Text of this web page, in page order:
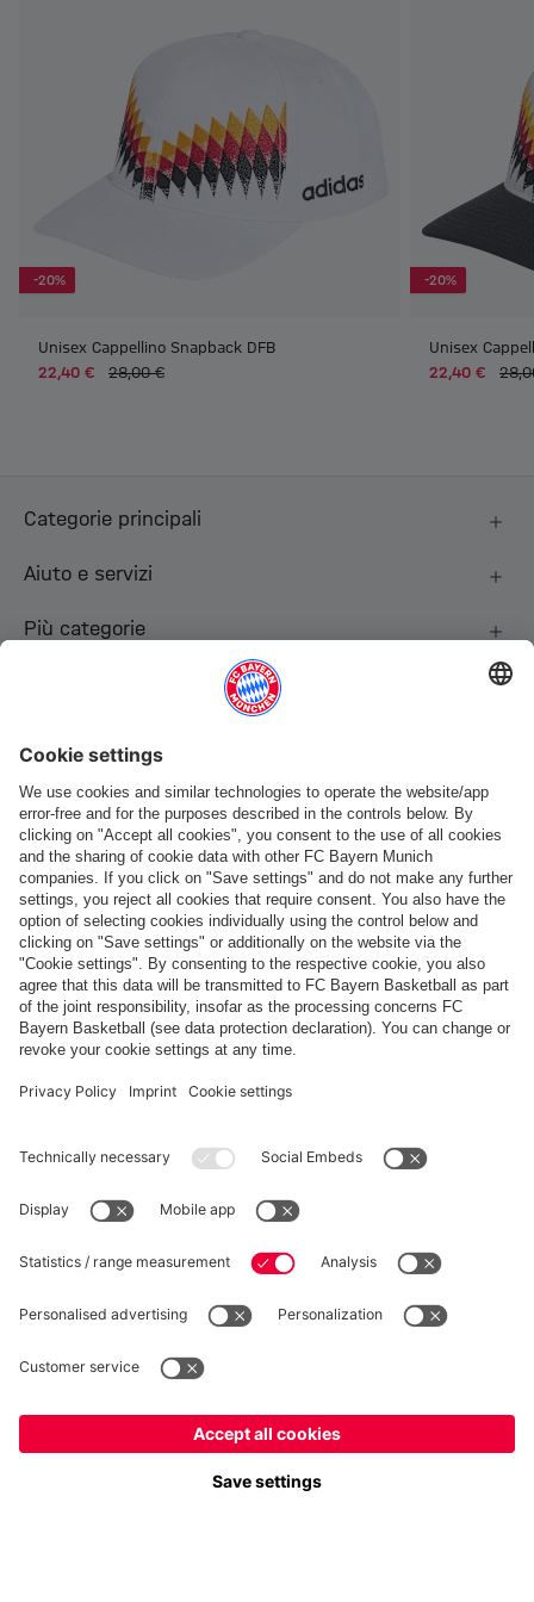
-20%
Unisex Cappellino Snapback DFB
22,40 €
28,00 €
-20%
Unisex
22,40 €
Categorie principali
Aiuto e servizi
Più categorie
Pagamento e consegna
FC Bayern Store App
RECESSO
Privacy
Impostazioni dei cookie
*Prezzi IVA inclusa e spese di spedizione escluse
© FC Bayern München AG
FC Bayern München AG, Säbener Str. 51-57, 81547 Monaco
Italianoper consegnare lì!
Globaleper consegnare lì!